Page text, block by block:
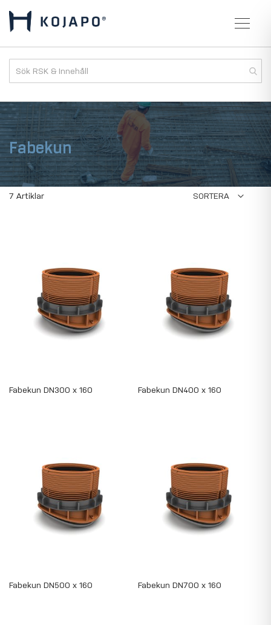
Fabekun
7 Artiklar SORTERA
Fabekun DN300 x 160 Fabekun DN400 x 160
Fabekun DN500 x 160 Fabekun DN700 x 160